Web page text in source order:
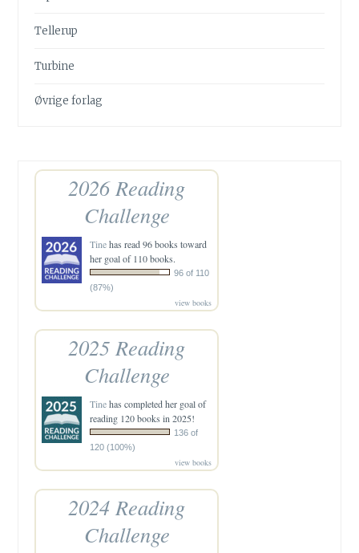
Tellerup
Turbine
Øvrige forlag
2026 Reading
Challenge
Tinehas read 96 books toward
her goal of 110 books.
96 of 110
(87%)
view books
2025 Reading
Challenge
Tinehas completed her goal of
reading 120 books in 2025!
136 of
120 (100%)
view books
2024 Reading
Challenge